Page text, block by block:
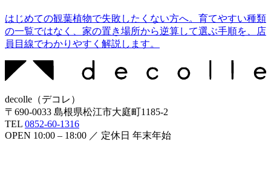
はじめての観葉植物で失敗したくない方へ。育てやすい種類
の一覧ではなく、家の置き場所から逆算して選ぶ手順を、店
員目線でわかりやすく解説します。
decolle （デコレ ）
〒 690-0033 島根県松江市大庭町1185-2
TEL 0852-60-1316
OPEN 10:00 – 18:00 ／ 定休日 年末年始